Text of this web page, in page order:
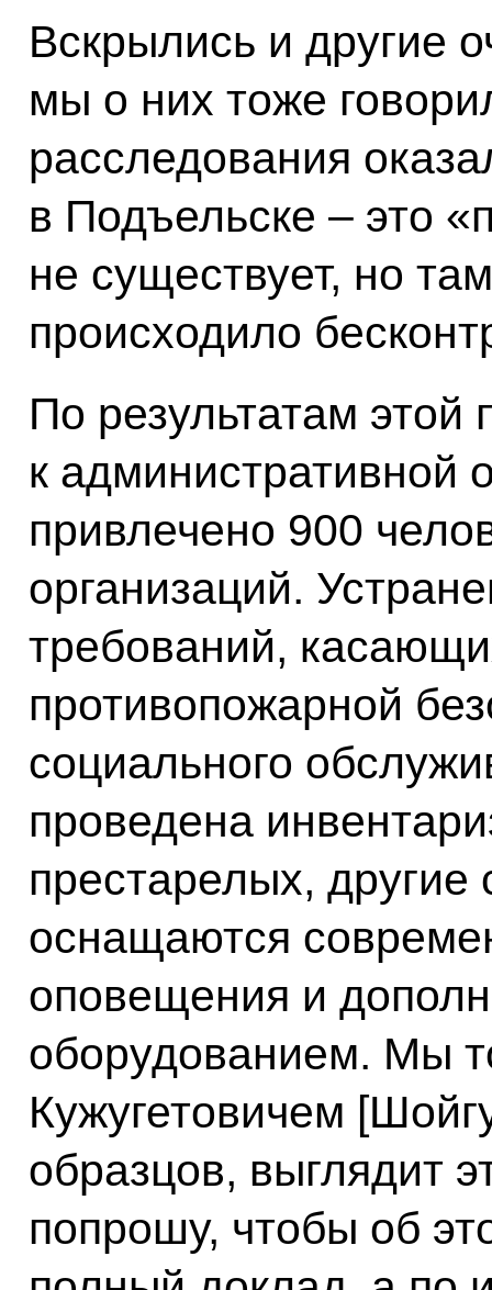
Вскрылись и другие
мы о них тоже
расследования
в Подъельске – это
не существует, но
происходило
По результатам этой
к административной
привлечено 900
организаций.
требований,
противопожарной
социального
проведена
престарелых,
оснащаются
оповещения и
оборудованием. Мы
Кужугетовичем
образцов, выглядит
попрошу, чтобы об